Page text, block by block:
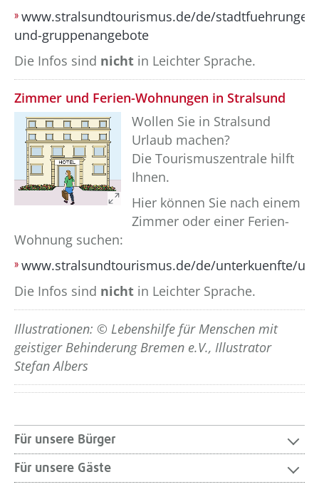
www.stralsundtourismus.de/de/stadtfuehrungen-
und-gruppenangebote
Die Infos sind nicht in Leichter Sprache.
??? absaetzeOben[4]/titel ???
Zimmer und Ferien-Wohnungen in Stralsund
Wollen Sie in Stralsund
Urlaub machen?
Die Tourismuszentrale hilft
Ihnen.
Hier können Sie nach einem
Zimmer oder einer Ferien-
Wohnung suchen:
www.stralsundtourismus.de/de/unterkuenfte/
Die Infos sind nicht in Leichter Sprache.
??? absaetzeOben[5]/titel ???
Illustrationen: © Lebenshilfe für Menschen mit
geistiger Behinderung Bremen e.V., Illustrator
Stefan Albers
Für unsere Bürger
Für unsere Gäste